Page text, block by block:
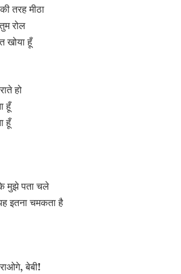
तरह मीठा
रोल
खोया हूँ
हो
हूँ
हूँ
मुझे पता चले
इतना चमकता है
बेबी!